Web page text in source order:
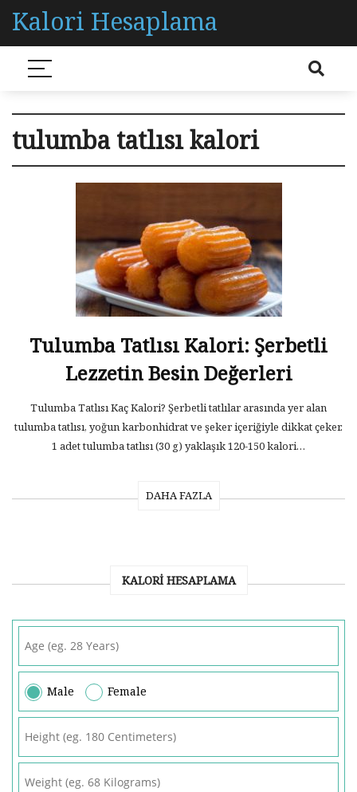
Kalori Hesaplama
tulumba tatlısı kalori
Tulumba Tatlısı Kalori: Şerbetli
Lezzetin Besin Değerleri
Tulumba Tatlısı Kaç Kalori? Şerbetli tatlılar arasında yer alan
tulumba tatlısı, yoğun karbonhidrat ve şeker içeriğiyle dikkat çeker.
1 adet tulumba tatlısı (30 g) yaklaşık 120-150 kalori…
DAHA FAZLA
KALORI HESAPLAMA
Male Female